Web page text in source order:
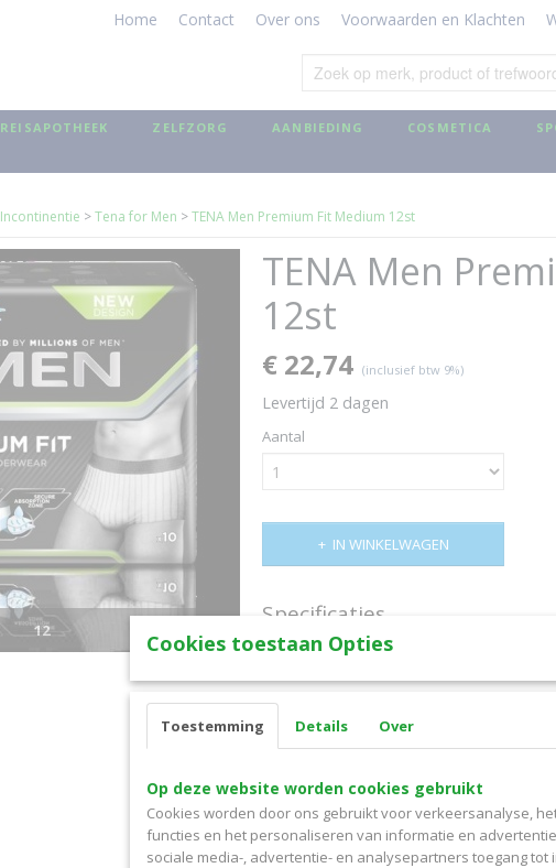
Home Contact Over ons Voorwaarden en Klachten
REISAPOTHEEK ZELFZORG AANBIEDING COSMETICA
Incontinentie >Tena for Men >TENA Men Premium Fit Medium 12st
12
TENA Men
12st
€ 22,74 (inclusief btw 9%)
Levertijd 2 dagen
Aantal
IN WINKELWAGEN
Specificaties
Productcode
Productcode leverancier
Omschrijving
TENA Men Premium Fit, wegwerp pants
incontinentie.
Anatomisch gevormde wegwerp pants.
en is gemakkelijk aan en uit te trekken.
opname van de urine. Het materiaal van
een nauwsluitende pasvorm en oogt
van openscheurbare zijnaden voor een
Cookies toestaan Opties
Toestemming Details Over
Op deze website worden cookies gebruikt
Cookies worden door ons gebruikt voor verkeersanalyse,
functies en het personaliseren van informatie en
sociale media-, advertentie- en analysepartners toegang